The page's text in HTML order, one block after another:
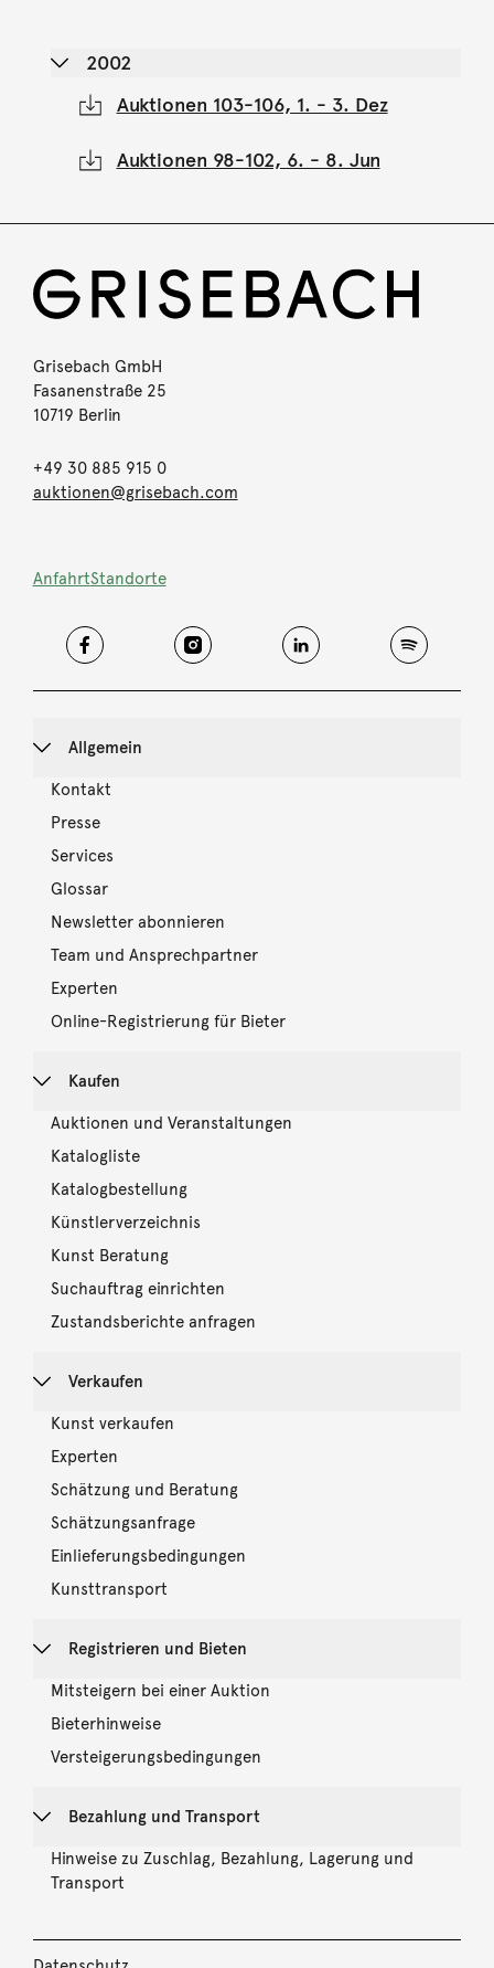
2002
Auktionen 103-106, 1. - 3. Dez
Auktionen 98-102, 6. - 8. Jun
Grisebach GmbH
Fasanenstraße 25
10719 Berlin
+49 30 885 915 0
auktionen@grisebach.com
AnfahrtStandorte
Allgemein
Kontakt
Presse
Services
Glossar
Newsletter abonnieren
Team und Ansprechpartner
Experten
Online-Registrierung für Bieter
Kaufen
Auktionen und Veranstaltungen
Katalogliste
Katalogbestellung
Künstlerverzeichnis
Kunst Beratung
Suchauftrag einrichten
Zustandsberichte anfragen
Verkaufen
Kunst verkaufen
Experten
Schätzung und Beratung
Schätzungsanfrage
Einlieferungsbedingungen
Kunsttransport
Registrieren und Bieten
Mitsteigern bei einer Auktion
Bieterhinweise
Versteigerungsbedingungen
Bezahlung und Transport
Hinweise zu Zuschlag, Bezahlung, Lagerung und
Transport